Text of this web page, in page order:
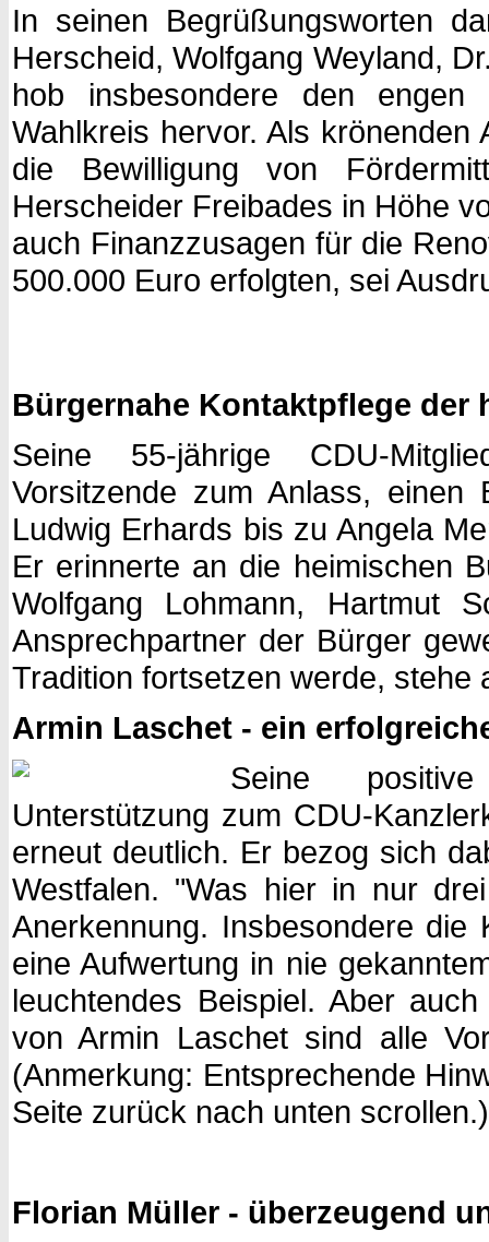
In seinen Begrüßungsworten
Herscheid, Wolfgang Weyland,
hob insbesondere den
Wahlkreis hervor. Als
die Bewilligung von
Herscheider Freibades in Höhe
auch Finanzzusagen für die
500.000 Euro erfolgten, sei
Bürgernahe Kontaktpflege der
Seine 55-jährige CDU-
Vorsitzende zum Anlass,
Ludwig Erhards bis zu Angela
Er erinnerte an die heimischen
Wolfgang Lohmann, Hartmut
Ansprechpartner der Bürger
Tradition fortsetzen werde, stehe
Armin Laschet - ein
Seine
Unterstützung zum CDU-
erneut deutlich. Er bezog sich
Westfalen. "Was hier in nur
Anerkennung. Insbesondere
eine Aufwertung in nie
leuchtendes Beispiel. Aber
von Armin Laschet sind alle
(Anmerkung: Entsprechende
Seite zurück nach unten scrollen.)
Florian Müller - überzeugend